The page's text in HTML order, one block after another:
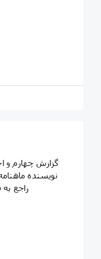
نویسنده
راجع